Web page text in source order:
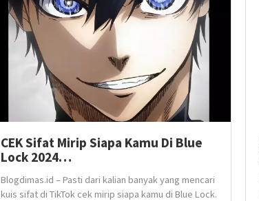
CEK Sifat Mirip Siapa Kamu Di Blue
Lock 2024…
Blogdimas.id – Pasti dari kalian banyak yang mencari
kuis sifat di TikTok cek mirip siapa kamu di Blue Lock.